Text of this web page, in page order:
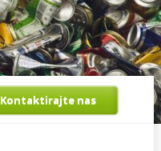
Kontaktirajte nas